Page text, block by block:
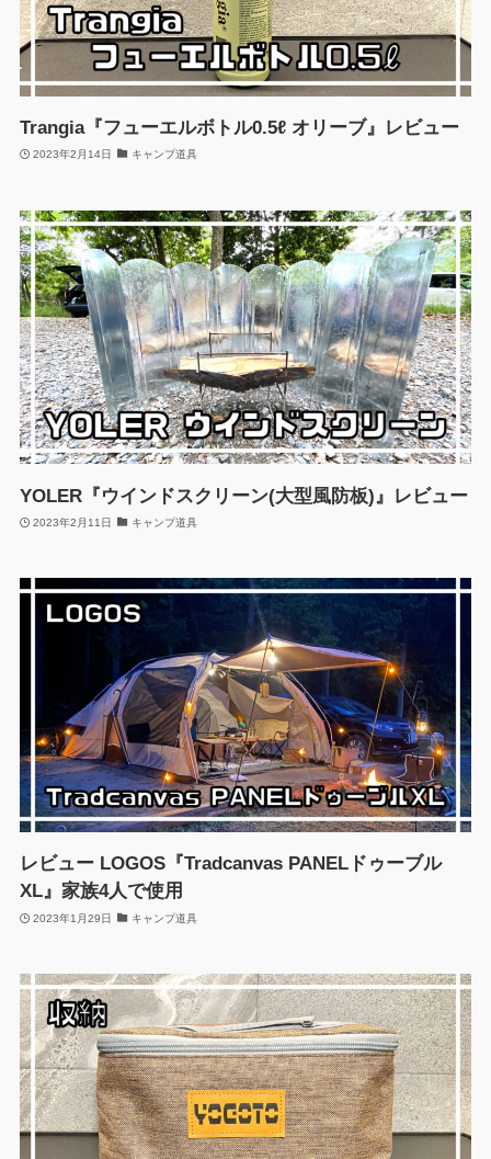
Trangia『フューエルボトル0.5ℓ オリーブ』レビュー
2023年2月14日 キャンプ道具
YOLER『ウインドスクリーン(大型風防板)』レビュー
2023年2月11日 キャンプ道具
レビュー LOGOS『Tradcanvas PANELドゥーブル
XL』家族4人で使用
2023年1月29日 キャンプ道具